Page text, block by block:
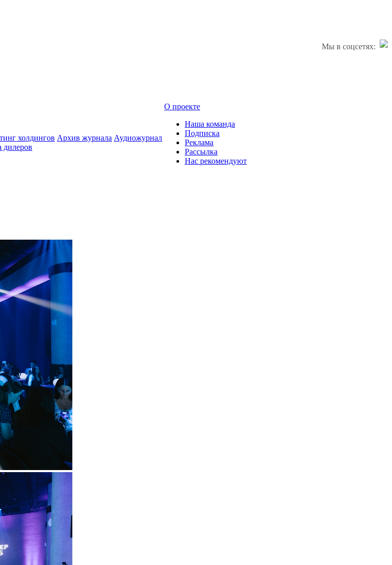
Мы в соцсетях:
холдингов
дилеров
Архив журнала Аудиожурнал
О проекте
Наша команда
Подписка
Реклама
Рассылка
Нас рекомендуют